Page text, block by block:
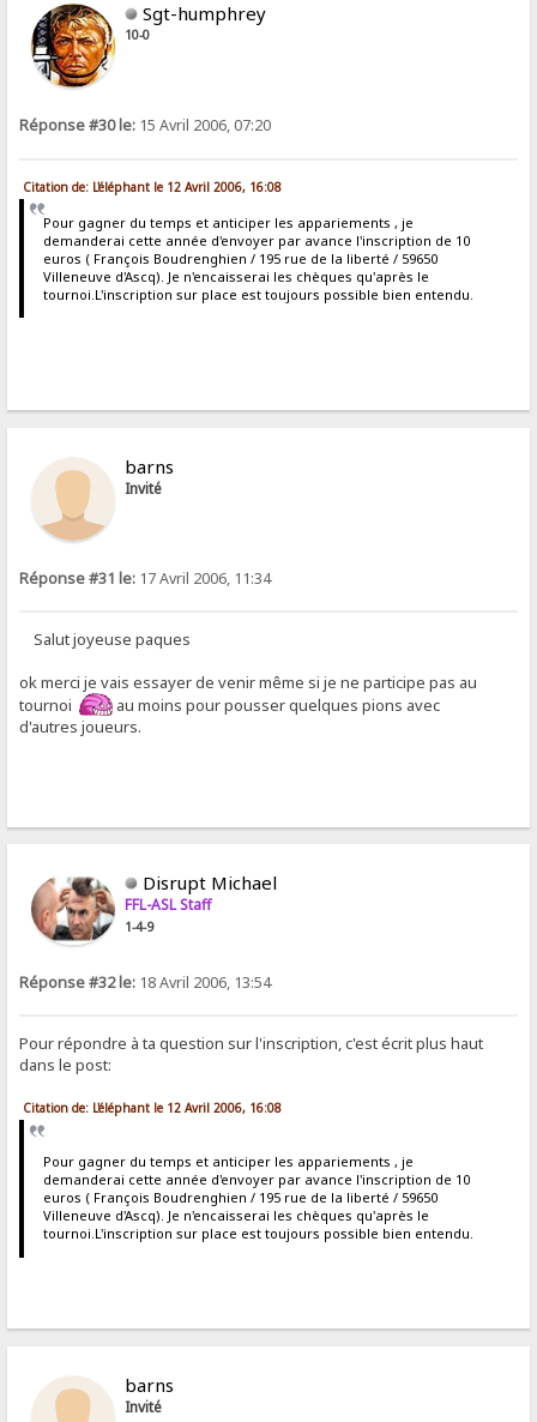
Sgt-humphrey
10-0
Réponse #30 le: 15 Avril 2006, 07:20
Citation de: L'éléphant le 12 Avril 2006, 16:08
Pour gagner du temps et anticiper les appariements , je
demanderai cette année d'envoyer par avance l'inscription de 10
euros ( François Boudrenghien / 195 rue de la liberté / 59650
Villeneuve d'Ascq). Je n'encaisserai les chèques qu'après le
tournoi.L'inscription sur place est toujours possible bien entendu.
barns
Invité
Réponse #31 le: 17 Avril 2006, 11:34
Salut joyeuse paques
ok merci je vais essayer de venir même si je ne participe pas au
tournoi
au moins pour pousser quelques pions avec
d'autres joueurs.
Disrupt Michael
FFL-ASL Staff
1-4-9
Réponse #32 le: 18 Avril 2006, 13:54
Pour répondre à ta question sur l'inscription, c'est écrit plus haut
dans le post:
Citation de: L'éléphant le 12 Avril 2006, 16:08
Pour gagner du temps et anticiper les appariements , je
demanderai cette année d'envoyer par avance l'inscription de 10
euros ( François Boudrenghien / 195 rue de la liberté / 59650
Villeneuve d'Ascq). Je n'encaisserai les chèques qu'après le
tournoi.L'inscription sur place est toujours possible bien entendu.
barns
Invité